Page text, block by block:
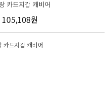
카드지갑 캐비어
105,108원
카드지갑 캐비어